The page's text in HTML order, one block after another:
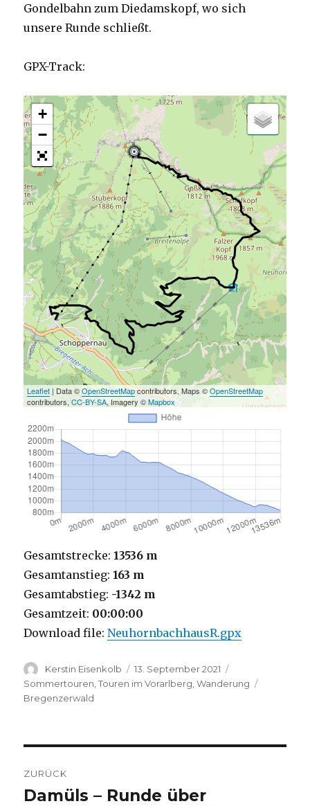
Gondelbahn zum Diedamskopf, wo sich
unsere Runde schließt.
GPX-Track:
+
−
Leaflet | Data ©OpenStreetMapcontributors, Maps ©OpenStreetMap
contributors,CC-BY-SA, Imagery ©Mapbox
Gesamtstrecke: 13536 m
Gesamtanstieg: 163 m
Gesamtabstieg: -1342 m
Gesamtzeit: 00:00:00
Download file:NeuhornbachhausR.gpx
Autor
Kerstin Eisenkolb
Veröffentlicht
am
13. September 2021
Sommertouren ,Touren im Vorarlberg ,Wanderung
Bregenzerwald
ZURÜCK
Vorheriger
Damüls – Runde über